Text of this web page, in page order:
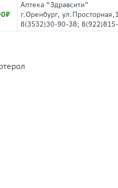
Аптека "Здравсити"
г.Оренбург,
8(3532)30-90-38;